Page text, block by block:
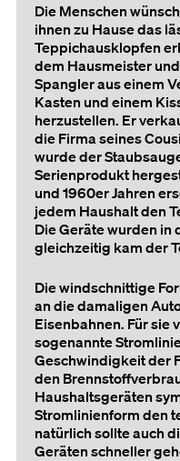
Die Menschen
ihnen zu Hause das
Teppichausklopfen
dem Hausmeister
Spangler aus einem
Kasten und einem
herzustellen. Er
die Firma seines
wurde der
Serienprodukt
und 1960er Jahren
jedem Haushalt den
Die Geräte wurden in
gleichzeitig kam der
Die windschnittige
an die damaligen
Eisenbahnen. Für sie
sogenannte
Geschwindigkeit der
den
Haushaltsgeräten
Stromlinienform den
natürlich sollte auch
Geräten schneller